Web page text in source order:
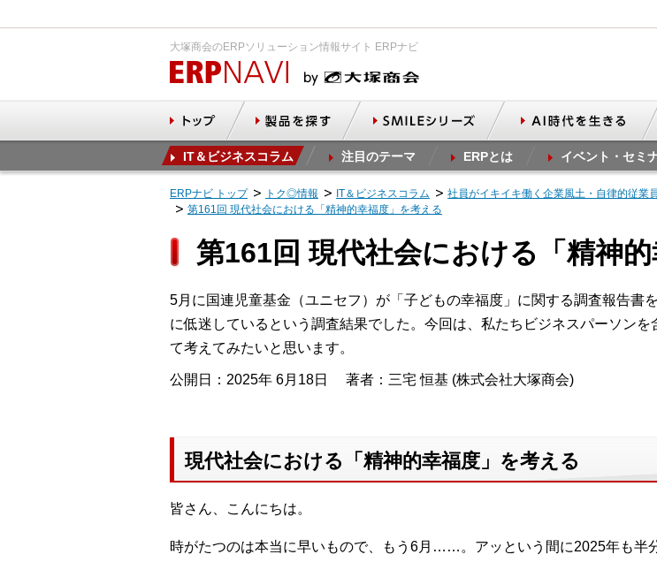
大塚商会のERPソリューション情報サイト ERPナビ
IT＆ビジネスコラム 注目のテーマ ERPとは イベント・セミ
ERPナビ トップ トク◎情報 IT＆ビジネスコラム
社員がイキイキ働く企業風土・自律的従業
第161回 現代社会における「精神的幸福度」を考える
第161回 現代社会における「精神
5月に国連児童基金（ユニセフ）が「子どもの幸福度」に関する調査報告書
に低迷しているという調査結果でした。今回は、私たちビジネスパーソン
て考えてみたいと思います。
公開日：2025年 6月18日 著者：三宅 恒基 (株式会社大塚商会)
現代社会における「精神的幸福度」を考える
皆さん、こんにちは。
時がたつのは本当に早いもので、もう6月……。アッという間に2025年も半